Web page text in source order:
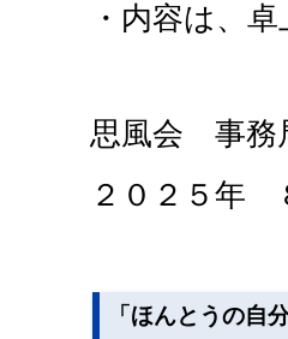
・内容は、
思風会 事務
２０２５年
「ほんとうの